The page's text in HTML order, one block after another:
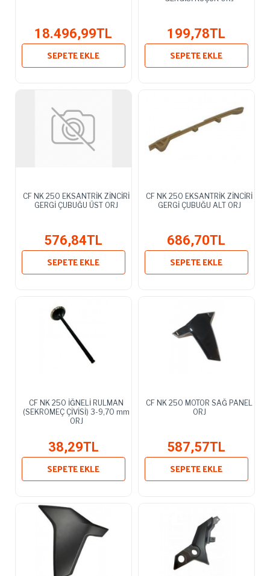
18.496,99TL
SEPETE EKLE
199,78TL
SEPETE EKLE
CF NK 250 EKSANTRİK ZİNCİRİ
GERGİ ÇUBUĞU ÜST ORJ
576,84TL
SEPETE EKLE
CF NK 250 EKSANTRİK ZİNCİRİ
GERGİ ÇUBUĞU ALT ORJ
686,70TL
SEPETE EKLE
CF NK 250 İĞNELİ RULMAN
(SEKROMEÇ ÇİVİSİ) 3-9,70 mm
ORJ
38,29TL
SEPETE EKLE
CF NK 250 MOTOR SAĞ PANEL
ORJ
587,57TL
SEPETE EKLE